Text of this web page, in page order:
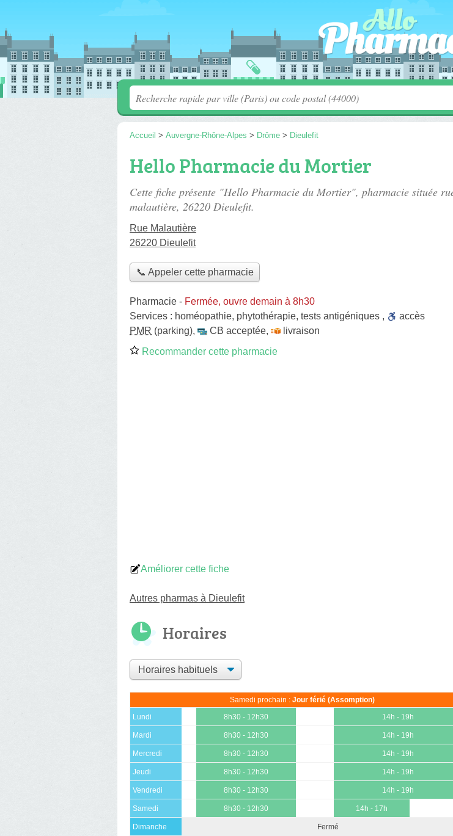
Accueil > Auvergne-Rhône-Alpes > Drôme > Dieulefit
Hello Pharmacie du Mortier
Cette fiche présente "Hello Pharmacie du Mortier", pharmacie située
malautière, 26220 Dieulefit.
Rue Malautière
26220 Dieulefit
📞 Appeler cette pharmacie
Pharmacie - Fermée, ouvre demain à 8h30
Services : homéopathie, phytothérapie, tests antigéniques ,
accès
PMR (parking), CB acceptée,
livraison
Recommander cette pharmacie
Améliorer cette fiche
Autres pharmas à Dieulefit
Horaires
Samedi prochain : Jour férié (Assomption)
Lundi 8h30 - 12h30 14h - 19h
Mardi 8h30 - 12h30 14h - 19h
Mercredi 8h30 - 12h30 14h - 19h
Jeudi 8h30 - 12h30 14h - 19h
Vendredi 8h30 - 12h30 14h - 19h
Samedi 8h30 - 12h30 14h - 17h
Dimanche Fermé